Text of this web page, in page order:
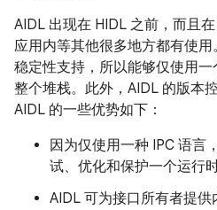
AIDL 出现在 HIDL 之前，而且
应用内等其他很多地方都有使
稳定性支持，所以能够仅使用
整个堆栈。此外，AIDL 的版本
AIDL 的一些优势如下：
因为仅使用一种 IPC 语言
试、优化和保护一个运行时
AIDL 可为接口所有者提供